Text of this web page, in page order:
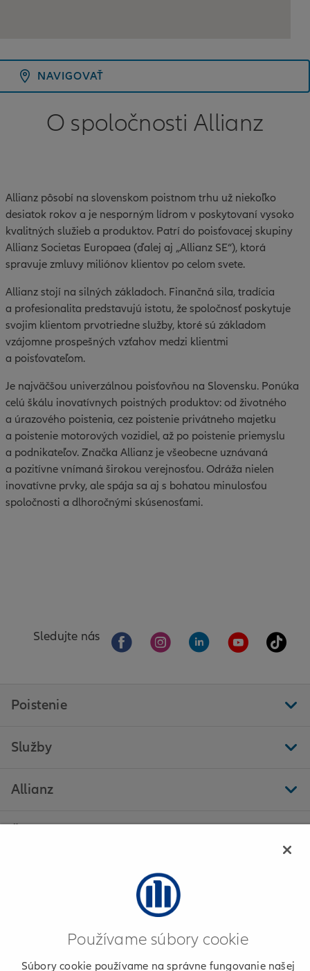
NAVIGOVAŤ
O spoločnosti Allianz
Allianz pôsobí na slovenskom poistnom trhu už niekoľko
desiatok rokov a je nesporným lídrom v poskytovaní vysoko
kvalitných služieb a produktov. Patrí do poisťovacej skupiny
Allianz Societas Europaea (ďalej aj „Allianz SE“), ktorá
spravuje zmluvy miliónov klientov po celom svete.
Allianz stojí na silných základoch. Finančná sila, tradícia
a profesionalita predstavujú istotu, že spoločnosť poskytuje
svojim klientom prvotriedne služby, ktoré sú základom
vzájomne prospešných vzťahov medzi klientmi
a poisťovateľom.
Je najväčšou univerzálnou poisťovňou na Slovensku. Ponúka
celú škálu inovatívnych poistných produktov: od životného
a úrazového poistenia, cez poistenie privátneho majetku
a poistenie motorových vozidiel, až po poistenie priemyslu
a podnikateľov. Značka Allianz je všeobecne uznávaná
a pozitívne vnímaná širokou verejnosťou. Odráža nielen
inovatívne prvky, ale spája sa aj s bohatou minulosťou
spoločnosti a dlhoročnými skúsenosťami.
Sledujte nás
Poistenie
Služby
Allianz
Informácie o poskytovateľovi
Allianz - Daniela Balková, s. r. o. - Trstená
Používame súbory cookie
Súbory cookie používame na správne fungovanie našej